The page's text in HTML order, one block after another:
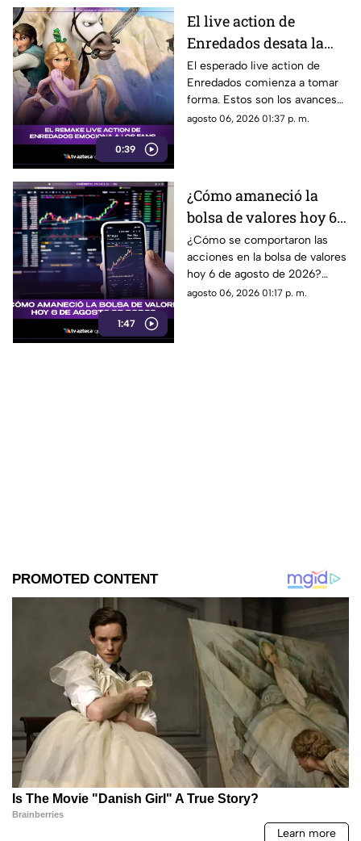
0:39
El live action de
Enredados desata la
emoción entre los
seguidores: los
primeros avances son
estos
El esperado live action de
Enredados comienza a tomar
forma. Estos son los avances
que ya generan conversación.
agosto 06, 2026 01:37 p. m.
1:47
¿Cómo amaneció la
bolsa de valores hoy 6
de agosto de 2026?
¿Cómo se comportaron las
acciones en la bolsa de valores
hoy 6 de agosto de 2026?
Encuentra todos los detalles
agosto 06, 2026 01:17 p. m.